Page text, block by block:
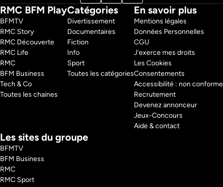
RMC BFM Play
BFMTV
RMC Story
RMC Découverte
RMC Life
RMC
BFM Business
Tech & Co
Toutes les chaines
Catégories
Divertissement
Documentaires
Fiction
Info
Sport
Toutes les catégories
En savoir plus
Mentions légales
Données Personnelles
CGU
J'exerce mes droits
Les Cookies
Consentements
Accessibilité : non conforme
Recrutement
Devenez annonceur
Jeux-Concours
Aide & contact
Les sites du groupe
BFMTV
BFM Business
RMC
RMC Sport